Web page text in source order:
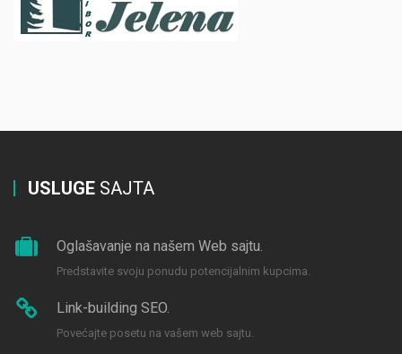
USLUGE SAJTA
Oglašavanje na našem Web sajtu.
Predstavite svoju ponudu potencijalnim kupcima.
Link-building SEO.
Povećajte posetu na vašem web sajtu.